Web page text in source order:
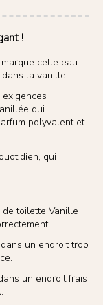
!
cette eau
la vanille.
qui
polyvalent et
qui
toilette Vanille
un endroit trop
un endroit frais